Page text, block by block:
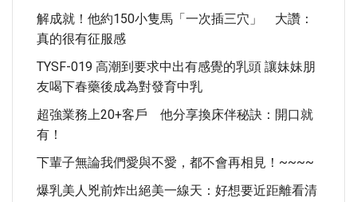
解成就！他約150小隻馬「一次插三穴」 大讚：
真的很有征服感
TYSF-019 高潮到要求中出有感覺的乳頭 讓妹妹朋
友喝下春藥後成為對發育中乳
超強業務上20+客戶 他分享換床伴秘訣：開口就
有！
下輩子無論我們愛與不愛，都不會再相見！~~~~
爆乳美人兇前炸出絕美一線天：好想要近距離看清